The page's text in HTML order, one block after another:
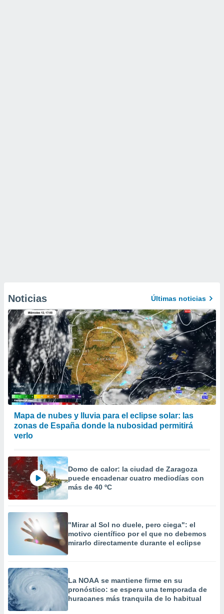
Noticias Últimas noticias
Mapa de nubes y lluvia para el eclipse solar: las
zonas de España donde la nubosidad permitirá
verlo
Domo de calor: la ciudad de Zaragoza
puede encadenar cuatro mediodías con
más de 40 ºC
"Mirar al Sol no duele, pero ciega": el
motivo científico por el que no debemos
mirarlo directamente durante el eclipse
La NOAA se mantiene firme en su
pronóstico: se espera una temporada de
huracanes más tranquila de lo habitual